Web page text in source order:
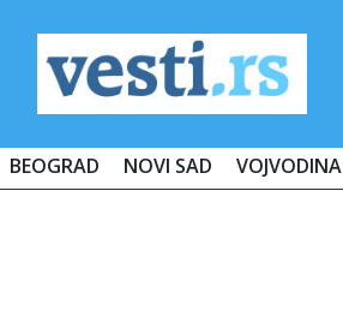
BEOGRAD NOVI SAD VOJVODINA